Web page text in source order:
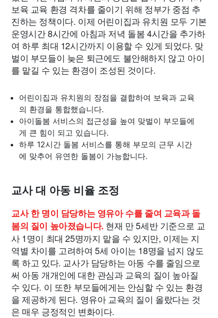
보육 교육 환경 격차를 줄이기 위해 정부가 중점 추
진하는 정책이다. 이제 어린이집과 유치원 모두 기본
운영시간 8시간에 아침과 저녁 돌봄 4시간을 추가하
여 하루 최대 12시간까지 이용할 수 있게 되었다. 맞
벌이 부모들이 늦은 퇴근에도 불안해하지 않고 아이
를 맡길 수 있는 환경이 조성된 것이다.
어린이집과 유치원의 장점을 결합하여 보육과 교육
의 환경을 통합했습니다.
아이돌봄 서비스의 접근성을 높여 맞벌이 부모들에
게 큰 힘이 되고 있습니다.
하루 12시간 돌봄 서비스를 통해 부모의 근무 시간
에 맞추어 유연한 돌봄이 가능합니다.
교사 대 아동 비율 조정
교사 한 명이 담당하는 영유아 수를 줄여 교육과 돌
봄의 질이 높아졌습니다. 현재 만 5세반 기준으로 교
사 1명이 최대 25명까지 맡을 수 있지만, 이제는 지
역별 차이를 고려하여 5세 아이는 18명을 넘지 않도
록 하고 있다. 교사가 담당하는 아동 수를 줄임으로
써 아동 개개인에 대한 관심과 교육의 질이 높아질
수 있다. 이 또한 부모들에게는 안심할 수 있는 환경
을 제공하게 된다. 영유아 교육의 질이 올랐다는 것
은 매우 긍정적인 변화이다.